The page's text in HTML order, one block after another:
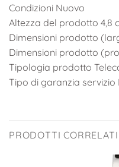
Condizioni Nuovo
Altezza del prodotto 4,8
Dimensioni prodotto
Dimensioni prodotto
Tipologia prodotto
Tipo di garanzia servizio
PRODOTTI CORRELATI